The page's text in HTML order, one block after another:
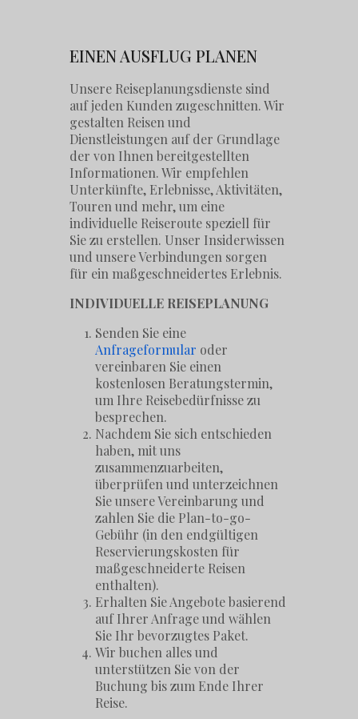
EINEN AUSFLUG PLANEN
Unsere Reiseplanungsdienste sind
auf jeden Kunden zugeschnitten. Wir
gestalten Reisen und
Dienstleistungen auf der Grundlage
der von Ihnen bereitgestellten
Informationen. Wir empfehlen
Unterkünfte, Erlebnisse, Aktivitäten,
Touren und mehr, um eine
individuelle Reiseroute speziell für
Sie zu erstellen. Unser Insiderwissen
und unsere Verbindungen sorgen
für ein maßgeschneidertes Erlebnis.
INDIVIDUELLE REISEPLANUNG
Senden Sie eine
Anfrageformular oder
vereinbaren Sie einen
kostenlosen Beratungstermin,
um Ihre Reisebedürfnisse zu
besprechen.
Nachdem Sie sich entschieden
haben, mit uns
zusammenzuarbeiten,
überprüfen und unterzeichnen
Sie unsere Vereinbarung und
zahlen Sie die Plan-to-go-
Gebühr (in den endgültigen
Reservierungskosten für
maßgeschneiderte Reisen
enthalten).
Erhalten Sie Angebote basierend
auf Ihrer Anfrage und wählen
Sie Ihr bevorzugtes Paket.
Wir buchen alles und
unterstützen Sie von der
Buchung bis zum Ende Ihrer
Reise.